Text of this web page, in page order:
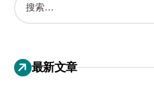
：
最新文章